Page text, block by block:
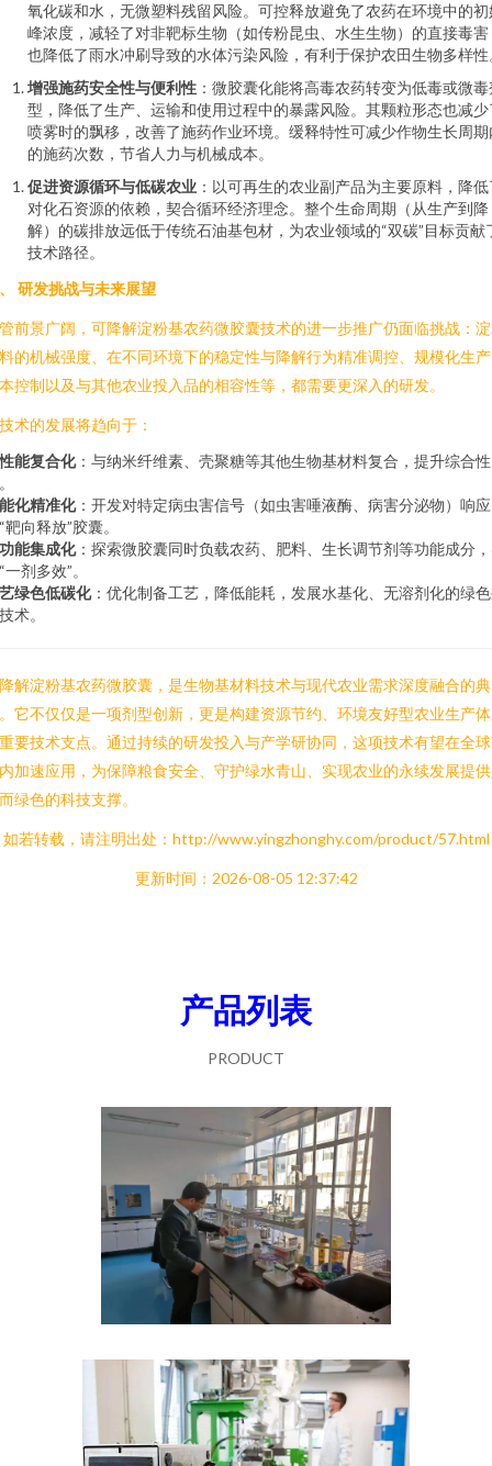
氧化碳和水，无微塑料残留风险。可控释放避免了农药在环境中的初
峰浓度，减轻了对非靶标生物（如传粉昆虫、水生生物）的直接毒害
也降低了雨水冲刷导致的水体污染风险，有利于保护农田生物多样性
增强施药安全性与便利性 ：微胶囊化能将高毒农药转变为低毒或微
型，降低了生产、运输和使用过程中的暴露风险。其颗粒形态也减少
喷雾时的飘移，改善了施药作业环境。缓释特性可减少作物生长周期
的施药次数，节省人力与机械成本。
促进资源循环与低碳农业 ：以可再生的农业副产品为主要原料，降
对化石资源的依赖，契合循环经济理念。整个生命周期（从生产到降
解）的碳排放远低于传统石油基包材，为农业领域的“双碳”目标贡献
技术路径。
研发挑战与未来展望
前景广阔，可降解淀粉基农药微胶囊技术的进一步推广仍面临挑战：
的机械强度、在不同环境下的稳定性与降解行为精准调控、规模化生
控制以及与其他农业投入品的相容性等，都需要更深入的研发。
术的发展将趋向于：
能复合化：与纳米纤维素、壳聚糖等其他生物基材料复合，提升综合性
化精准化：开发对特定病虫害信号（如虫害唾液酶、病害分泌物）响应
靶向释放”胶囊。
能集成化：探索微胶囊同时负载农药、肥料、生长调节剂等功能成分
一剂多效”。
绿色低碳化：优化制备工艺，降低能耗，发展水基化、无溶剂化的绿
术。
解淀粉基农药微胶囊，是生物基材料技术与现代农业需求深度融合的典
它不仅仅是一项剂型创新，更是构建资源节约、环境友好型农业生产
要技术支点。通过持续的研发投入与产学研协同，这项技术有望在全
加速应用，为保障粮食安全、守护绿水青山、实现农业的永续发展提
绿色的科技支撑。
如若转载，请注明出处：http://www.yingzhonghy.com/product/57.html
更新时间：2026-08-05 12:37:42
产品列表
PRODUCT